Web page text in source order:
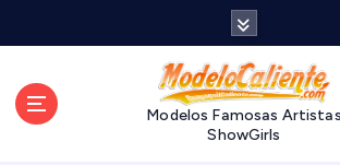
Modelos Famosas Artistas
ShowGirls